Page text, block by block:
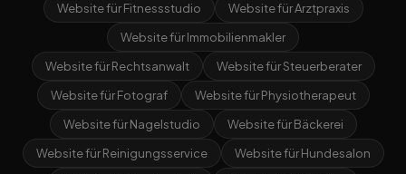
Website für Fitnessstudio
Website für Arztpraxis
Website für Immobilienmakler
Website für Rechtsanwalt
Website für Steuerberater
Website für Fotograf
Website für Physiotherapeut
Website für Nagelstudio
Website für Bäckerei
Website für Reinigungsservice
Website für Hundesalon